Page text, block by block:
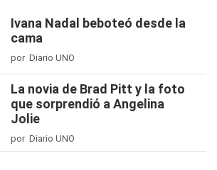
Ivana Nadal beboteó desde la
cama
por Diario UNO
La novia de Brad Pitt y la foto
que sorprendió a Angelina
Jolie
por Diario UNO